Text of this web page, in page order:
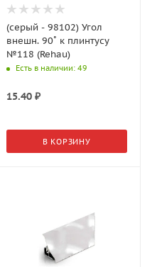
(серый - 98102) Угол
внешн. 90˚ к плинтусу
№118 (Rehau)
Есть в наличии: 49
15.40₽
В КОРЗИНУ